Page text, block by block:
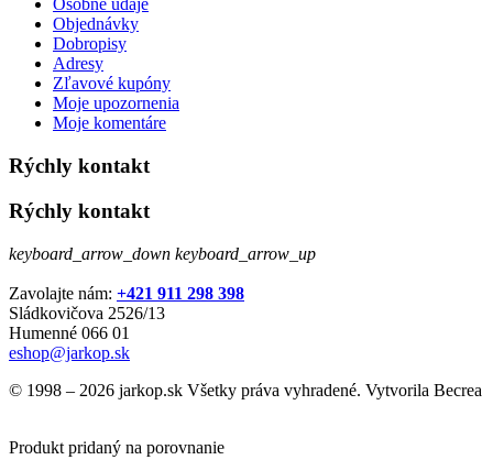
Osobné údaje
Objednávky
Dobropisy
Adresy
Zľavové kupóny
Moje upozornenia
Moje komentáre
Rýchly kontakt
Rýchly kontakt
keyboard_arrow_down keyboard_arrow_up
Zavolajte nám: +421 911 298 398
Sládkovičova 2526/13
Humenné 066 01
eshop@jarkop.sk
© 1998 – 2026 jarkop.sk Všetky práva vyhradené. Vytvorila Becrea
Produkt pridaný na porovnanie